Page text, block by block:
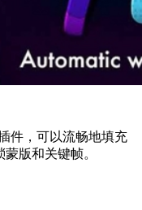
件，可以流畅地填充
版和关键帧。